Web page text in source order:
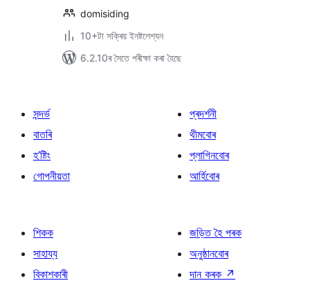
domisiding
10+টা সক্ৰিয় ইনষ্টলেশ্যন
6.2.10ৰ সৈতে পৰীক্ষা কৰা হৈছে
সন্দৰ্ভ
বাতৰি
হ’ষ্টিং
গোপনীয়তা
প্ৰদৰ্শনী
থীমবোৰ
প্লাগিনবোৰ
আৰ্হিবোৰ
শিকক
সাহায্য
বিকাশকাৰী
জড়িত হৈ পৰক
অনুষ্ঠানবোৰ
দান কৰক ↗